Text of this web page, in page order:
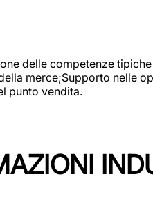
delle competenze
merce;Supporto nelle
punto vendita.